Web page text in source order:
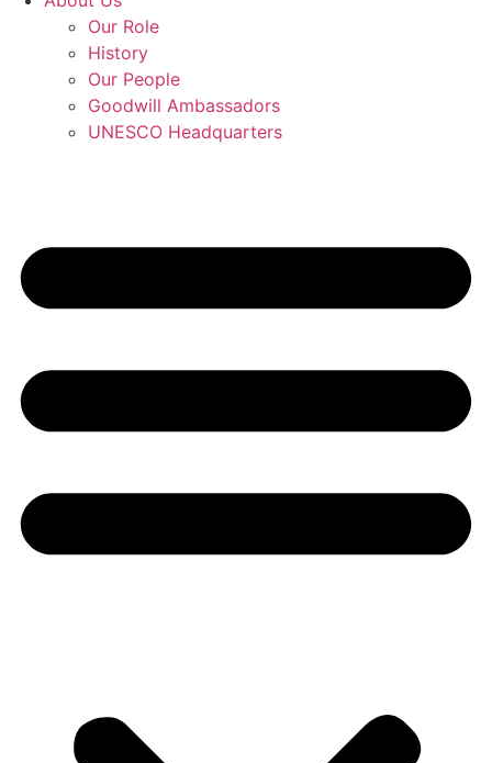
Our Role
History
Our People
Goodwill Ambassadors
UNESCO Headquarters